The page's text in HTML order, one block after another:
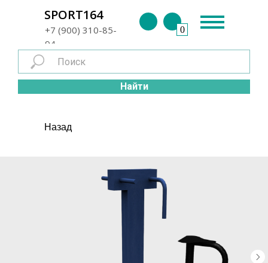
+7 (900) 310-85-
94
SPORT164
0
Найти
Назад